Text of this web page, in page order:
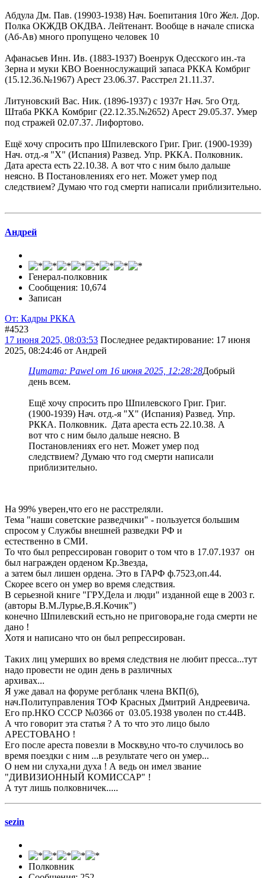
Абдула Дм. Пав. (19903-1938) Нач. Боепитания 10го Жел. Дор.
Полка ОКЖДВ ОКДВА. Лейтенант. Вообще в начале списка
(Аб-Ав) много пропущено человек 10
Афанасьев Инн. Ив. (1883-1937) Военрук Одесского ин.-та
Зерна и муки КВО Военнослужащий запаса РККА Комбриг
(15.12.36.№1967) Арест 23.06.37. Расстрел 21.11.37.
Литуновский Вас. Ник. (1896-1937) с 1937г Нач. 5го Отд.
Штаба РККА Комбриг (22.12.35.№2652) Арест 29.05.37. Умер
под стражей 02.07.37. Лифортово.
Ещё хочу спросить про Шпилевского Григ. Григ. (1900-1939)
Нач. отд.-я "Х" (Испания) Развед. Упр. РККА. Полковник.
Дата ареста есть 22.10.38. А вот что с ним было дальше
неясно. В Постановлениях его нет. Может умер под
следствием? Думаю что год смерти написали приблизительно.
Андрей
Генерал-полковник
Сообщения: 10,674
Записан
От: Кадры РККА
#4523
17 июня 2025, 08:03:53 Последнее редактирование: 17 июня
2025, 08:24:46 от Андрей
Цитата: Pawel от 16 июня 2025, 12:28:28Добрый
день всем.
Ещё хочу спросить про Шпилевского Григ. Григ.
(1900-1939) Нач. отд.-я "Х" (Испания) Развед. Упр.
РККА. Полковник. Дата ареста есть 22.10.38. А
вот что с ним было дальше неясно. В
Постановлениях его нет. Может умер под
следствием? Думаю что год смерти написали
приблизительно.
На 99% уверен,что его не расстреляли.
Тема "наши советские разведчики" - пользуется большим
спросом у Службы внешней разведки РФ и
естественно в СМИ.
То что был репрессирован говорит о том что в 17.07.1937 он
был награжден орденом Кр.Звезда,
а затем был лишен ордена. Это в ГАРФ ф.7523,оп.44.
Скорее всего он умер во время следствия.
В серьезной книге "ГРУ.Дела и люди" изданной еще в 2003 г.
(авторы В.М.Лурье,В.Я.Кочик")
конечно Шпилевский есть,но не приговора,не года смерти не
дано !
Хотя и написано что он был репрессирован.
Таких лиц умерших во время следствия не любит пресса...тут
надо провести не один день в различных
архивах...
Я уже давал на форуме регбланк члена ВКП(б),
нач.Политуправления ТОФ Красных Дмитрий Андреевича.
Его пр.НКО СССР №0366 от 03.05.1938 уволен по ст.44В.
А что говорит эта статья ? А то что это лицо было
АРЕСТОВАНО !
Его после ареста повезли в Москву,но что-то случилось во
время поездки с ним ...в результате чего он умер...
О нем ни слуха,ни духа ! А ведь он имел звание
"ДИВИЗИОННЫЙ КОМИССАР" !
А тут лишь полковничек.....
sezin
Полковник